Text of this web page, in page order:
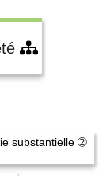
substantielle ➁